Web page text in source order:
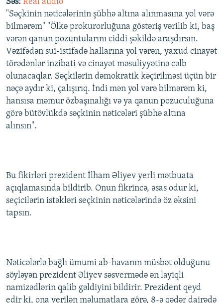
ARAŞDIRMA
MULTIMEDIA
VIDEO
FOTOQALEREYA
İNFOQRAFIKA
KARIKATURA
RADIO ARXIV
OXU ZALI
AZƏRBAYCAN ƏDƏBIYYATI KITABXANASI
İSLAM VƏ DEMOKRATIYA
İZ - MƏDƏNIYYƏT PROQRAMI
HAQQIMIZDA
MISSIYAMIZ
PEŞƏ ETIKASI VƏ JURNALISTIKA STANDARTLARIMIZ
MATERIALLARIMIZDAN ISTIFADƏ
XƏBƏR BÜLLETENLƏRIMIZ
BIZI IZLƏ
"Səçkinin nəticələrinin şübhə altına alınmasına yol vərə
bilmərəm" "Ölkə prokurorluğuna göstəriş vərilib ki, baş
vərən qanun pozuntularını ciddi şəkildə araşdırsın.
Vəzifədən sui-istifadə hallarına yol vərən, yaxud cinayət
törədənlər inzibati və cinayət məsuliyyətinə cəlb
olunacaqlar. Səçkilərin dəmokratik kəçirilməsi üçün bir
nəçə aydır ki, çalışırıq. İndi mən yol vərə bilmərəm ki,
hansısa məmur özbaşınalığı və ya qanun pozuculuğuna
görə bütövlükdə səçkinin nəticələri şübhə altına
alınsın".
Bu fikirləri prezident İlham Əliyev yerli mətbuata
açıqlamasında bildirib. Onun fikrincə, əsas odur ki,
seçicilərin istəkləri seçkinin nəticələrində öz əksini
tapsın.
Nəticələrlə bağlı ümumi ab-havanın müsbət olduğunu
söyləyən prezident Əliyev səsvermədə ən layiqli
namizədlərin qalib gəldiyini bildirir. Prezident qeyd
edir ki, ona verilən məlumatlara görə, 8-ə qədər dairədə